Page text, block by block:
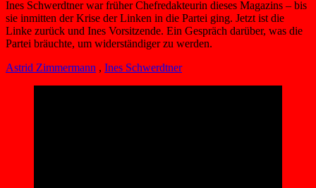
Ines Schwerdtner war früher Chefredakteurin dieses Magazins – bis
sie inmitten der Krise der Linken in die Partei ging. Jetzt ist die
Linke zurück und Ines Vorsitzende. Ein Gespräch darüber, was die
Partei bräuchte, um widerständiger zu werden.
Astrid Zimmermann , Ines Schwerdtner